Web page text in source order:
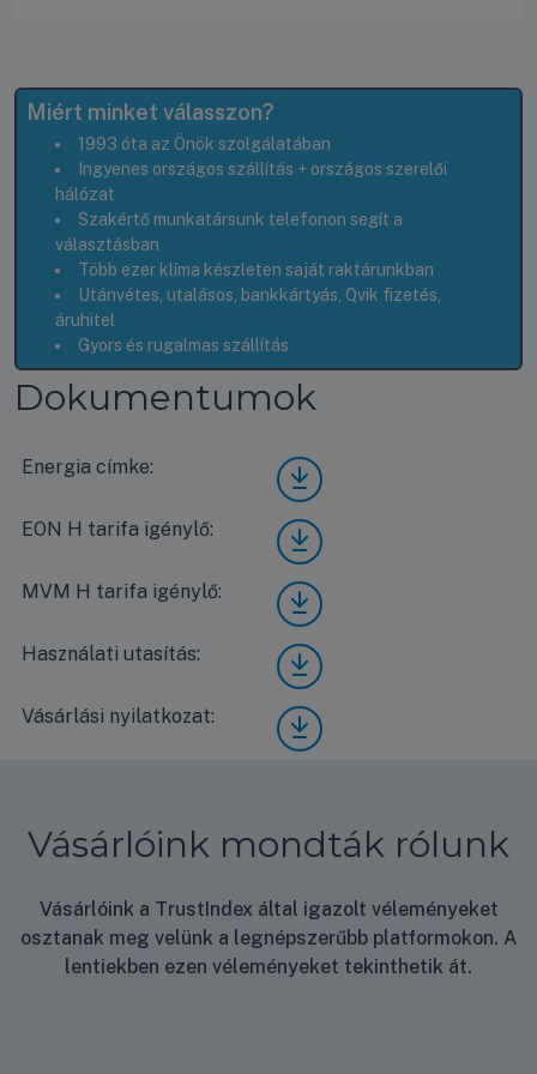
Miért minket válasszon?
1993 óta az Önök szolgálatában
Ingyenes országos szállítás + országos szerelői
hálózat
Szakértő munkatársunk telefonon segít a
választásban
Több ezer klíma készleten saját raktárunkban
Utánvétes, utalásos, bankkártyás, Qvik fizetés,
áruhitel
Gyors és rugalmas szállítás
Dokumentumok
Energia címke:
Mide
a
Xtre
me
Save
MG2
X-
09-
SP
ener
gia
címk
e
EON H tarifa igénylő:
Mide
a
Xtre
me
Save
MG2
X-
09-
SP
EON
igén
ylő
MVM H tarifa igénylő:
Mide
a
Xtre
me
Save
MG2
X-
09-
tarif
igén
ylő
Használati utasítás:
Mide
a
Xtre
me
Save
SP
i
útmu
tató
Vásárlási nyilatkozat:
Vásá
rlási
Vásárlóink mondták rólunk
Vásárlóink a TrustIndex által igazolt véleményeket
osztanak meg velünk a legnépszerűbb platformokon. A
lentiekben ezen véleményeket tekinthetik át.